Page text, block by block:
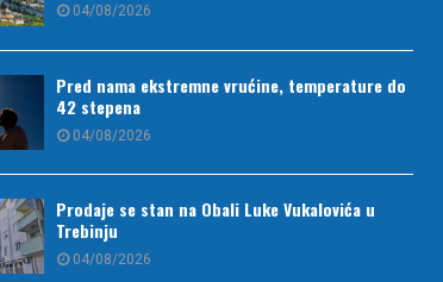
04/08/2026
Pred nama ekstremne vrućine, temperature do
42 stepena
04/08/2026
Prodaje se stan na Obali Luke Vukalovića u
Trebinju
04/08/2026